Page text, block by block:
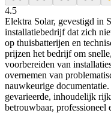
4.5
Elektra Solar, gevestigd in
installatiebedrijf dat zich
op thuisbatterijen en
prijzen het bedrijf om
voorbereiden van
overnemen van
nauwkeurige
gevarieerde, inhoudelijk
betrouwbaar, professioneel